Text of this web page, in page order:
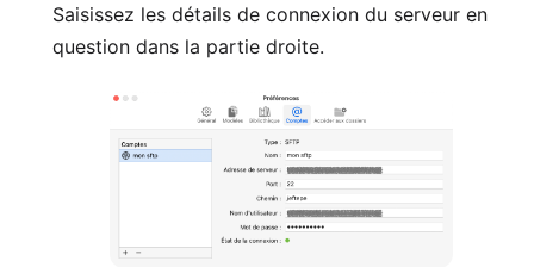
Saisissez les détails de connexion du serveur en
question dans la partie droite.